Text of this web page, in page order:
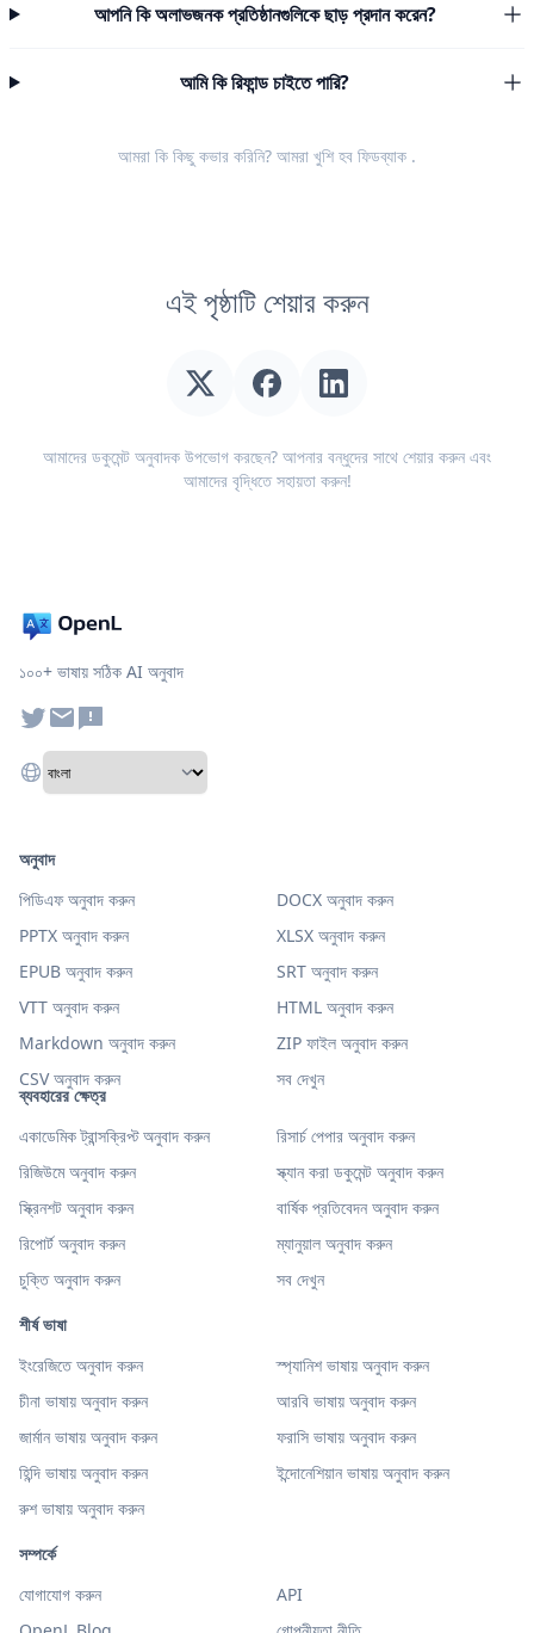
আপনি কি অলাভজনক প্রতিষ্ঠানগুলিকে ছাড় প্রদান করেন?
আমি কি রিফান্ড চাইতে পারি?
আমরা কি কিছু কভার করিনি? আমরা খুশি হব ফিডব্যাক .
এই পৃষ্ঠাটি শেয়ার করুন
আমাদের ডকুমেন্ট অনুবাদক উপভোগ করছেন? আপনার বন্ধুদের সাথে শেয়ার করুন এবং
আমাদের বৃদ্ধিতে সহায়তা করুন!
১০০+ ভাষায় সঠিক AI অনুবাদ
ব্যবহারের ক্ষেত্র
একাডেমিক ট্রান্সক্রিপ্ট অনুবাদ করুন
রিসার্চ পেপার অনুবাদ করুন
রিজিউমে অনুবাদ করুন
স্ক্যান করা ডকুমেন্ট অনুবাদ করুন
স্ক্রিনশট অনুবাদ করুন
বার্ষিক প্রতিবেদন অনুবাদ করুন
রিপোর্ট অনুবাদ করুন
ম্যানুয়াল অনুবাদ করুন
চুক্তি অনুবাদ করুন
সব দেখুন
শীর্ষ ভাষা
ইংরেজিতে অনুবাদ করুন
স্প্যানিশ ভাষায় অনুবাদ করুন
চীনা ভাষায় অনুবাদ করুন
আরবি ভাষায় অনুবাদ করুন
জার্মান ভাষায় অনুবাদ করুন
ফরাসি ভাষায় অনুবাদ করুন
হিন্দি ভাষায় অনুবাদ করুন
ইন্দোনেশিয়ান ভাষায় অনুবাদ করুন
রুশ ভাষায় অনুবাদ করুন
অনুবাদ
পিডিএফ অনুবাদ করুন
DOCX অনুবাদ করুন
PPTX অনুবাদ করুন
XLSX অনুবাদ করুন
EPUB অনুবাদ করুন
SRT অনুবাদ করুন
VTT অনুবাদ করুন
HTML অনুবাদ করুন
Markdown অনুবাদ করুন
ZIP ফাইল অনুবাদ করুন
CSV অনুবাদ করুন
সব দেখুন
সম্পর্কে
যোগাযোগ করুন
API